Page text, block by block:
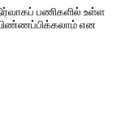
பணிகளில் உள்ள
விண்ணப்பிக்கலாம் என